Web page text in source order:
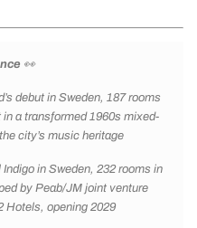
👀
debut in Sweden, 187 rooms
a transformed 1960s mixed-
city’s music heritage
in Sweden, 232 rooms in
by Peab/JM joint venture
Hotels, opening 2029